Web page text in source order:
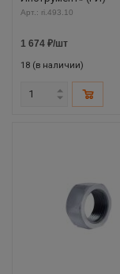
Арт.: ri.493.10
1 674 ₽/шт
18 (в наличии)